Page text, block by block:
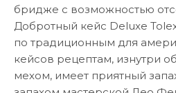
бридже с возможностью
Добротный кейс Deluxe
по традиционным для
кейсов рецептам, изнутри
мехом, имеет приятный